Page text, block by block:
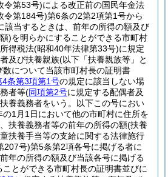
令第53号)による改正前の国民年金法
令第184号)第6条の2第2項第1号から
該当するときは、前年の所得の額及び
)を明らかにすることができる市町村
得税法(昭和40年法律第33号)に規定
及び扶養親族(以下「扶養親族等」と
数について当該市町村長の証明書
4条第3項第1号の規定に該当しない場
者等(同項第2号に規定する配偶者及
養義務者をいう。以下この号におい
の1月1日において他の市町村に住所を
扶養義務者等の前年の所得の額(扶養
扶養手当等の支給に関する法律施行
207号)第5条第2項各号に掲げる者に
年の所得の額及び当該各号に掲げる
ことができる市町村長の証明書並びに